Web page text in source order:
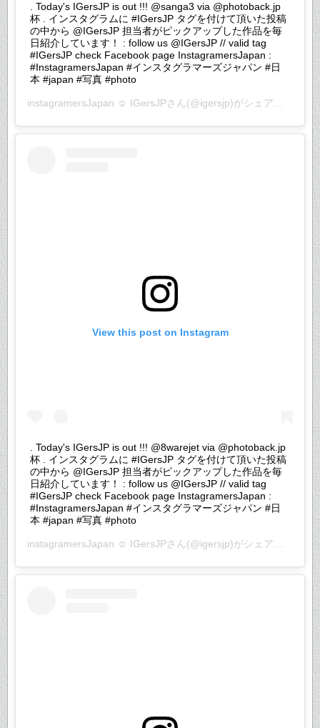
. Today's IGersJP is out !!! @sanga3 via @photoback.jp
杯 . インスタグラムに #IGersJP タグを付けて頂いた投稿
の中から @IGersJP 担当者がピックアップした作品を毎
日紹介しています！ : follow us @IGersJP // valid tag
#IGersJP check Facebook page InstagramersJapan :
#InstagramersJapan #インスタグラマーズジャパン #日
本 #japan #写真 #photo
instagramersJapan ☺︎ IGersJPさん(@igersjp)がシェアした投稿 –
View this post on Instagram
. Today's IGersJP is out !!! @8warejet via @photoback.jp
杯 . インスタグラムに #IGersJP タグを付けて頂いた投稿
の中から @IGersJP 担当者がピックアップした作品を毎
日紹介しています！ : follow us @IGersJP // valid tag
#IGersJP check Facebook page InstagramersJapan :
#InstagramersJapan #インスタグラマーズジャパン #日
本 #japan #写真 #photo
instagramersJapan ☺︎ IGersJPさん(@igersjp)がシェアした投稿 –